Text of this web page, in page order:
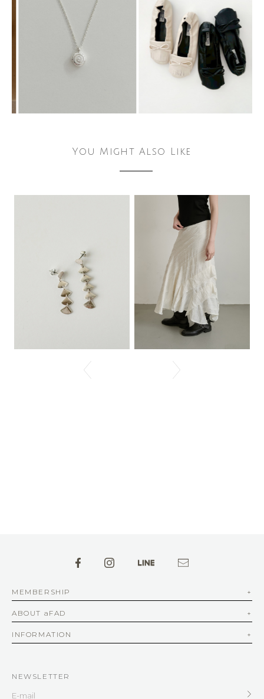
You Might Also Like
MEMBERSHIP
ABOUT aFAD
INFORMATION
NEWSLETTER